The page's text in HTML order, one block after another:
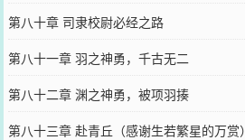
第八十章 司隶校尉必经之路
第八十一章 羽之神勇，千古无二
第八十二章 渊之神勇，被项羽揍
第八十三章 赴青丘（感谢生若繁星的万赏）